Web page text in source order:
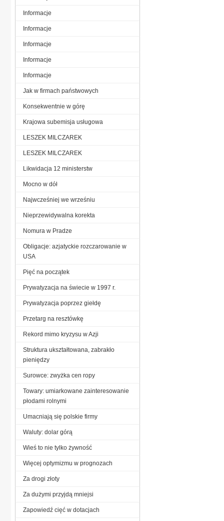
Informacje
Informacje
Informacje
Informacje
Informacje
Jak w firmach państwowych
Konsekwentnie w górę
Krajowa subemisja usługowa
LESZEK MILCZAREK
LESZEK MILCZAREK
Likwidacja 12 ministerstw
Mocno w dół
Najwcześniej we wrześniu
Nieprzewidywalna korekta
Nomura w Pradze
Obligacje: azjatyckie rozczarowanie w
USA
Pięć na początek
Prywatyzacja na świecie w 1997 r.
Prywatyzacja poprzez giełdę
Przetarg na resztówkę
Rekord mimo kryzysu w Azji
Struktura ukształtowana, zabrakło
pieniędzy
Surowce: zwyżka cen ropy
Towary: umiarkowane zainteresowanie
płodami rolnymi
Umacniają się polskie firmy
Waluty: dolar górą
Wieś to nie tylko żywność
Więcej optymizmu w prognozach
Za drogi złoty
Za dużymi przyjdą mniejsi
Zapowiedź cięć w dotacjach